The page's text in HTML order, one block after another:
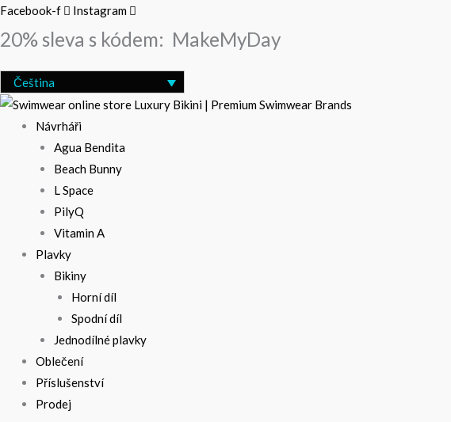
Přeskočit
na
Facebook-f Instagram
20% sleva s kódem: MakeMyDay
Čeština
Návrháři
Agua Bendita
Beach Bunny
L Space
PilyQ
Vitamin A
Plavky
Bikiny
Horní díl
Spodní díl
Jednodílné plavky
Oblečení
Příslušenství
Prodej
Search
…